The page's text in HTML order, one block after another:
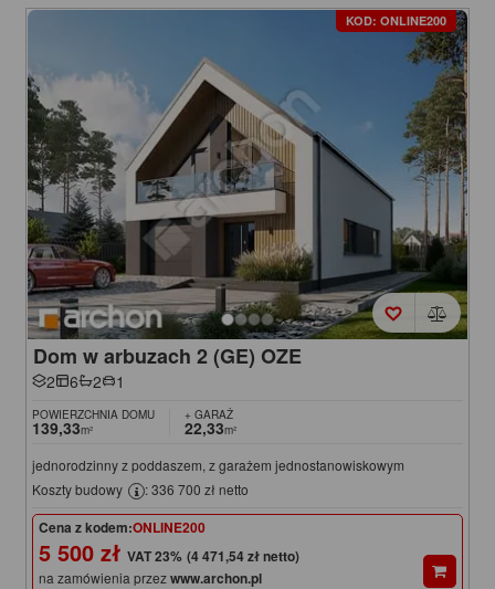
KOD: ONLINE200
Dom w arbuzach 2 (GE) OZE
2 6 2 1
POWIERZCHNIA DOMU
139,33m²
+ GARAŻ
22,33m²
jednorodzinny z poddaszem, z garażem jednostanowiskowym
Koszty budowy
: 336 700 zł netto
Cena z kodem:ONLINE200
5 500 zł (4 471,54 zł netto)
na zamówienia przezwww.archon.pl